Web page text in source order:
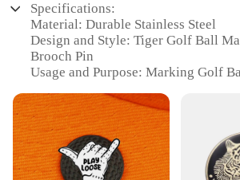
Specifications:
Material: Durable Stainless Steel
Design and Style: Tiger Golf Ball
Brooch Pin
Usage and Purpose: Marking Golf
Type and Category: Golf Accessories
Performance and Property: Weather-
Long-Lasting
Quantity: Available in Sets